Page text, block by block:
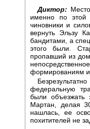
Диктор:
именно по этой
чиновники и
вернуть Эльзу
бандитами, а
этого были.
пропавший из
формированиям
федеральную
были объезжать
Мартан, делая
нашлась, ее
похитителей не